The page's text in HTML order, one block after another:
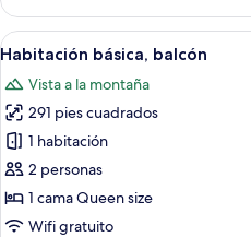
cuádruple
clásica,
balcón
Abrir
todas
las
fotos
de
Habitación
básica,
balcón
5
Habitación básica, balcón
Vista a la montaña
291 pies cuadrados
1 habitación
2 personas
1 cama Queen size
Wifi gratuito